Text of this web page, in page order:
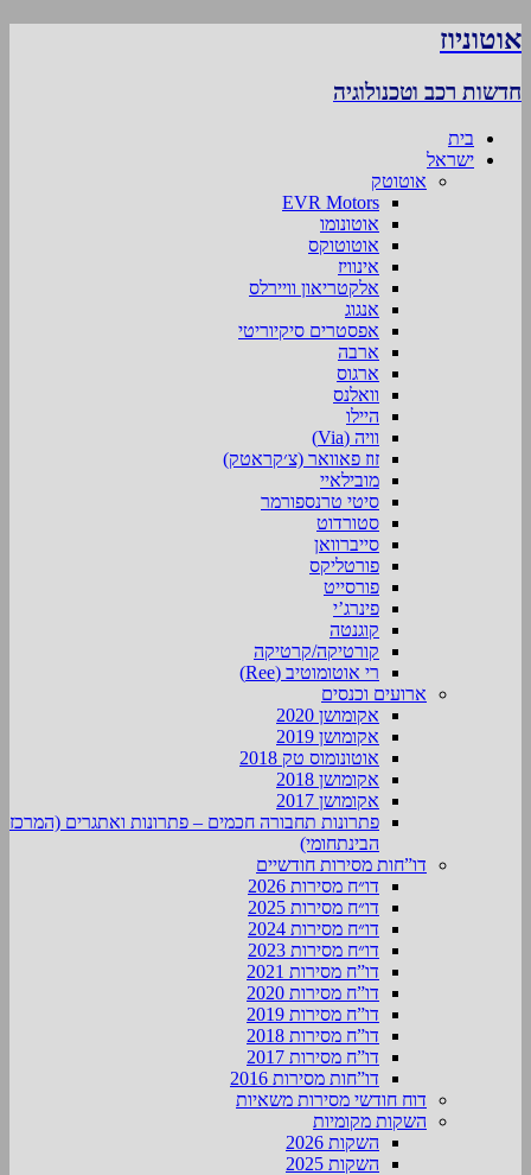
אוטוניוז
חדשות רכב וטכנולוגיה
בית
ישראל
אוטוטק
EVR Motors
אוטונומו
אוטוטוקס
אינוויז
אלקטריאון וויירלס
אנגוג
אפסטרים סיקיוריטי
ארבה
ארגוס
וואלנס
היילו
וויה (Via)
זוז פאוואר (צ׳קראטק)
מובילאיי
סיטי טרנספורמר
סטורדוט
סייברוואן
פורטליקס
פורסייט
פינרג’י
קוגנטה
קורטיקה/קרטיקה
רי אוטומוטיב (Ree)
ארועים וכנסים
אקומושן 2020
אקומושן 2019
אוטונומוס טק 2018
אקומושן 2018
אקומושן 2017
פתרונות תחבורה חכמים – פתרונות ואתגרים (המרכז
הבינתחומי)
דו”חות מסירות חודשיים
דו״ח מסירות 2026
דו״ח מסירות 2025
דו״ח מסירות 2024
דו״ח מסירות 2023
דו”ח מסירות 2021
דו”ח מסירות 2020
דו”ח מסירות 2019
דו”ח מסירות 2018
דו”ח מסירות 2017
דו”חות מסירות 2016
דוח חודשי מסירות משאיות
השקות מקומיות
השקות 2026
השקות 2025